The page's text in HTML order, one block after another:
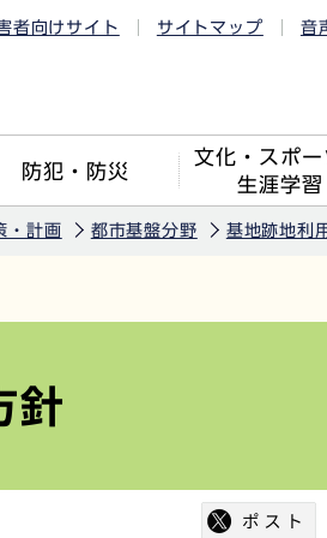
者向けサイト サイトマップ 音
防犯・防災
文化・スポー
生涯学習
・計画 都市基盤分野 基地跡地利
針